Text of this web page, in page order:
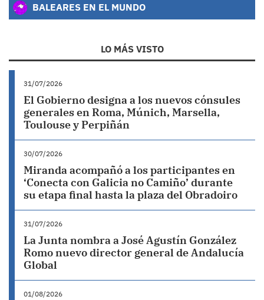
BALEARES EN EL MUNDO
LO MÁS VISTO
31/07/2026
El Gobierno designa a los nuevos cónsules
generales en Roma, Múnich, Marsella,
Toulouse y Perpiñán
30/07/2026
Miranda acompañó a los participantes en
‘Conecta con Galicia no Camiño’ durante
su etapa final hasta la plaza del Obradoiro
31/07/2026
La Junta nombra a José Agustín González
Romo nuevo director general de Andalucía
Global
01/08/2026